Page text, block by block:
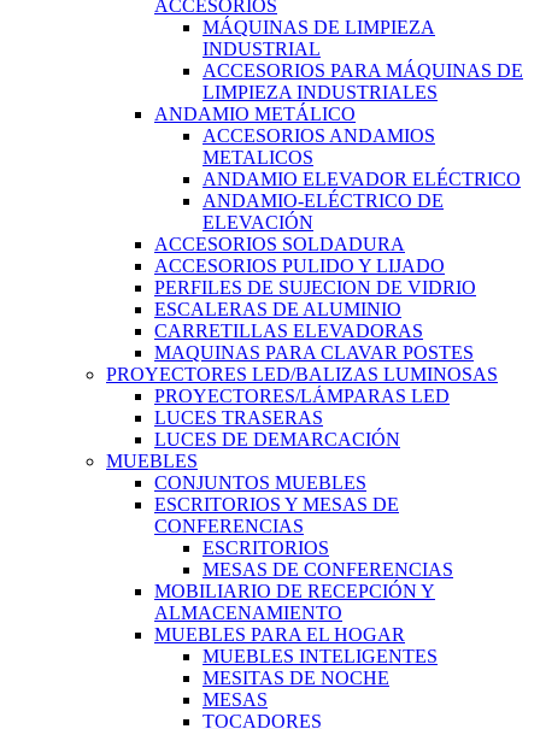
ACCESORIOS
MÁQUINAS DE LIMPIEZA
INDUSTRIAL
ACCESORIOS PARA MÁQUINAS DE
LIMPIEZA INDUSTRIALES
ANDAMIO METÁLICO
ACCESORIOS ANDAMIOS
METALICOS
ANDAMIO ELEVADOR ELÉCTRICO
ANDAMIO-ELÉCTRICO DE
ELEVACIÓN
ACCESORIOS SOLDADURA
ACCESORIOS PULIDO Y LIJADO
PERFILES DE SUJECION DE VIDRIO
ESCALERAS DE ALUMINIO
CARRETILLAS ELEVADORAS
MAQUINAS PARA CLAVAR POSTES
PROYECTORES LED/BALIZAS LUMINOSAS
PROYECTORES/LÁMPARAS LED
LUCES TRASERAS
LUCES DE DEMARCACIÓN
MUEBLES
CONJUNTOS MUEBLES
ESCRITORIOS Y MESAS DE
CONFERENCIAS
ESCRITORIOS
MESAS DE CONFERENCIAS
MOBILIARIO DE RECEPCIÓN Y
ALMACENAMIENTO
MUEBLES PARA EL HOGAR
MUEBLES INTELIGENTES
MESITAS DE NOCHE
MESAS
TOCADORES